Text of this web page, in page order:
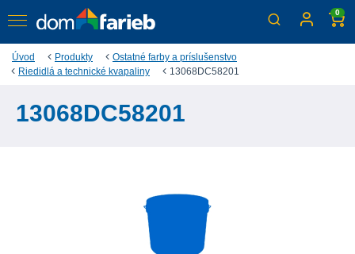
0
Úvod Produkty
Ostatné farby a príslušenstvo
Riedidlá a technické kvapaliny
13068DC58201
13068DC58201